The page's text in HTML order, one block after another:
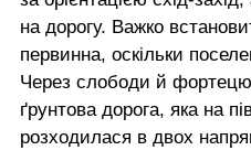
на дорогу. Важко
первинна, оскільки
Через слободи й
ґрунтова дорога, яка на
розходилася в двох